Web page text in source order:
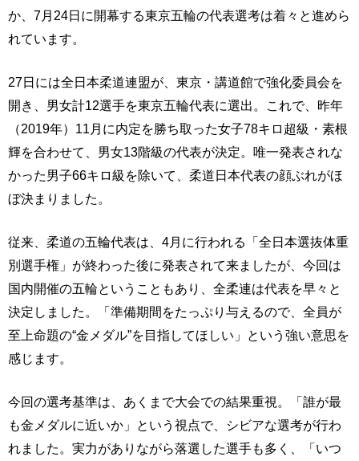
か、7月24日に開幕する東京五輪の代表選考は着々と進めら
れています。
27日には全日本柔道連盟が、東京・講道館で強化委員会を
開き、男女計12選手を東京五輪代表に選出。これで、昨年
（2019年）11月に内定を勝ち取った女子78キロ超級・素根
輝を合わせて、男女13階級の代表が決定。唯一発表されな
かった男子66キロ級を除いて、柔道日本代表の顔ぶれがほ
ぼ決まりました。
従来、柔道の五輪代表は、4月に行われる「全日本選抜体重
別選手権」が終わった後に発表されて来ましたが、今回は
国内開催の五輪ということもあり、全柔連は代表を早々と
決定しました。「準備期間をたっぷり与えるので、全員が
至上命題の“金メダル”を目指してほしい」という強い意思を
感じます。
今回の選考基準は、あくまで大会での結果重視。「誰が最
も金メダルに近いか」という視点で、シビアな選考が行わ
れました。実力がありながら落選した選手も多く、「いつ